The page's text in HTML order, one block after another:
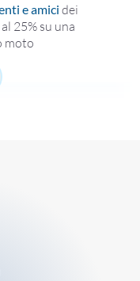
e amici dei
25% su una
moto